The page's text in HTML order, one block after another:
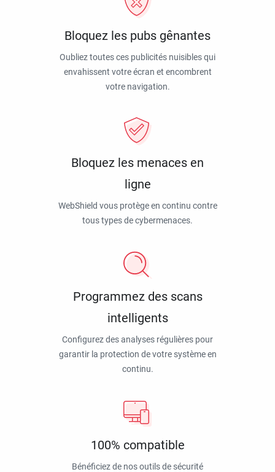
Bloquez les pubs gênantes
Oubliez toutes ces publicités nuisibles qui
envahissent votre écran et encombrent
votre navigation.
Bloquez les menaces en
ligne
WebShield vous protège en continu contre
tous types de cybermenaces.
Programmez des scans
intelligents
Configurez des analyses régulières pour
garantir la protection de votre système en
continu.
100% compatible
Bénéficiez de nos outils de sécurité